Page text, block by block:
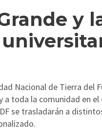
y
Nacional de Tierra del
toda la comunidad en
se trasladarán a